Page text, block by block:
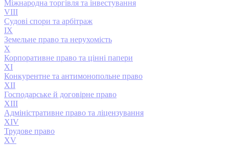
Міжнародна торгівля та інвестування
VIII
Судові спори та арбітраж
IX
Земельне право та нерухомість
X
Корпоративне право та цінні папери
XI
Конкурентне та антимонопольне право
XII
Господарське й договірне право
XIII
Адмiнiстративне право та лiцензування
XIV
Трудове право
XV